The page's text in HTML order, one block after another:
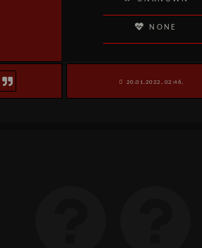
NONE
20.01.2022, 02:46,